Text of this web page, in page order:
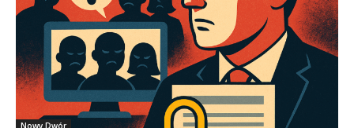
Nowy Dwór